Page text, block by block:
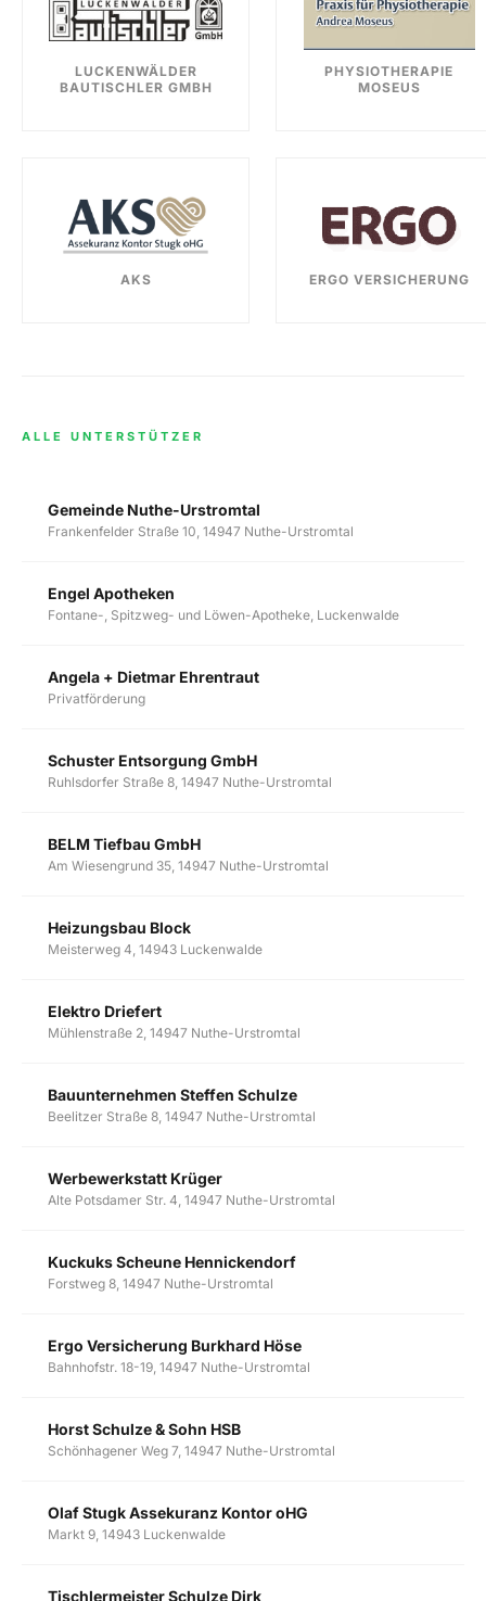
LUCKENWÄLDER
BAUTISCHLER GMBH
PHYSIOTHERAPIE
MOSEUS
AKS ERGO VERSICHERUNG
ALLE UNTERSTÜTZER
Gemeinde Nuthe-Urstromtal
Frankenfelder Straße 10, 14947 Nuthe-Urstromtal
Engel Apotheken
Fontane-, Spitzweg- und Löwen-Apotheke, Luckenwalde
Angela + Dietmar Ehrentraut
Privatförderung
Schuster Entsorgung GmbH
Ruhlsdorfer Straße 8, 14947 Nuthe-Urstromtal
BELM Tiefbau GmbH
Am Wiesengrund 35, 14947 Nuthe-Urstromtal
Heizungsbau Block
Meisterweg 4, 14943 Luckenwalde
Elektro Driefert
Mühlenstraße 2, 14947 Nuthe-Urstromtal
Bauunternehmen Steffen Schulze
Beelitzer Straße 8, 14947 Nuthe-Urstromtal
Werbewerkstatt Krüger
Alte Potsdamer Str. 4, 14947 Nuthe-Urstromtal
Kuckuks Scheune Hennickendorf
Forstweg 8, 14947 Nuthe-Urstromtal
Ergo Versicherung Burkhard Höse
Bahnhofstr. 18-19, 14947 Nuthe-Urstromtal
Horst Schulze & Sohn HSB
Schönhagener Weg 7, 14947 Nuthe-Urstromtal
Olaf Stugk Assekuranz Kontor oHG
Markt 9, 14943 Luckenwalde
Tischlermeister Schulze Dirk